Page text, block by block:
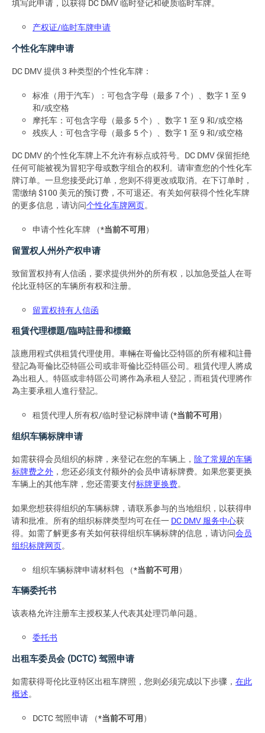
填写此申请，以获得 DC DMV 临时登记和硬质临时车牌。
产权证/临时车牌申请
个性化车牌申请
DC DMV 提供 3 种类型的个性化车牌：
标准（用于汽车）：可包含字母（最多 7 个）、数字 1 至 9
和/或空格
摩托车：可包含字母（最多 5 个）、数字 1 至 9 和/或空格
残疾人：可包含字母（最多 5 个）、数字 1 至 9 和/或空格
DC DMV 的个性化车牌上不允许有标点或符号。DC DMV 保留拒绝
任何可能被视为冒犯字母或数字组合的权利。请审查您的个性化车
牌订单。一旦您接受此订单，您则不得更改或取消。在下订单时，
需缴纳 $100 美元的预订费，不可退还。有关如何获得个性化车牌
的更多信息，请访问个性化车牌网页。
申请个性化车牌 （*当前不可用）
留置权人州外产权申请
致留置权持有人信函，要求提供州外的所有权，以加急受益人在哥
伦比亚特区的车辆所有权和注册。
留置权持有人信函
租賃代理標題/臨時註冊和標籤
該應用程式供租賃代理使用。車輛在哥倫比亞特區的所有權和註冊
登記為哥倫比亞特區公司或非哥倫比亞特區公司。租賃代理人將成
為出租人。特區或非特區公司將作為承租人登記，而租賃代理將作
為主要承租人進行登記。
租赁代理人所有权/临时登记标牌申请 (*当前不可用）
组织车辆标牌申请
如需获得会员组织的标牌，来登记在您的车辆上， 除了常规的车辆
标牌费之外 ，您还必须支付额外的会员申请标牌费。如果您要更换
车辆上的其他车牌，您还需要支付标牌更换费。
如果您想获得组织的车辆标牌，请联系参与的当地组织，以获得申
请和批准。所有的组织标牌类型均可在任一 DC DMV 服务中心获
得。如需了解更多有关如何获得组织车辆标牌的信息，请访问会员
组织标牌网页。
组织车辆标牌申请材料包 （*当前不可用）
车辆委托书
该表格允许注册车主授权某人代表其处理罚单问题。
委托书
出租车委员会 (DCTC) 驾照申请
如需获得哥伦比亚特区出租车牌照，您则必须完成以下步骤， 在此
概述。
DCTC 驾照申请 （*当前不可用）